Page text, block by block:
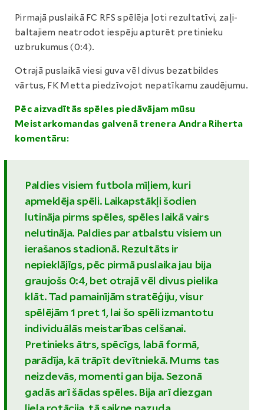
Pirmajā puslaikā FC RFS spēlēja ļoti rezultatīvi, zaļi-
baltajiem neatrodot iespēju apturēt pretinieku
uzbrukumus (0:4).
Otrajā puslaikā viesi guva vēl divus bezatbildes
vārtus, FK Metta piedzīvojot nepatīkamu zaudējumu.
Pēc aizvadītās spēles piedāvājam mūsu
Meistarkomandas galvenā trenera Andra Riherta
komentāru:
Paldies visiem futbola mīļiem, kuri
apmeklēja spēli. Laikapstākļi šodien
lutināja pirms spēles, spēles laikā vairs
nelutināja. Paldies par atbalstu visiem un
ierašanos stadionā. Rezultāts ir
nepieklājīgs, pēc pirmā puslaika jau bija
graujošs 0:4, bet otrajā vēl divus pielika
klāt. Tad pamainījām stratēģiju, visur
spēlējām 1 pret 1, lai šo spēli izmantotu
individuālās meistarības celšanai.
Pretinieks ātrs, spēcīgs, labā formā,
parādīja, kā trāpīt devītniekā. Mums tas
neizdevās, momenti gan bija. Sezonā
gadās arī šādas spēles. Bija arī diezgan